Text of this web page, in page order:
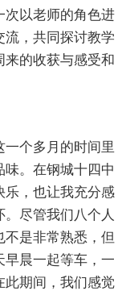
次以老师的角色进
流，共同探讨教学
的收获与感受和
个多月的时间里
。在钢城十四中
乐，也让我充分感
尽管我们八个人
是非常熟悉，但
早晨一起等车，一
此期间，我们感觉